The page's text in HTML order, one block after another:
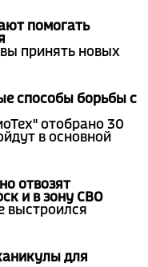
помогать
принять новых
способы борьбы с
отобрано 30
в основной
отвозят
и в зону СВО
выстроился
для